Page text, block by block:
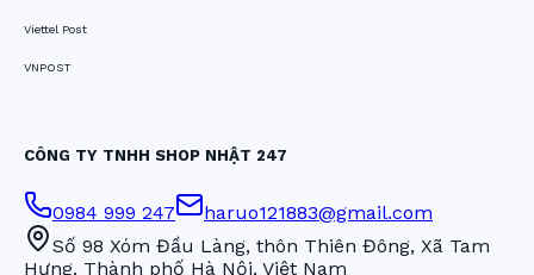
Viettel Post
VNPOST
CÔNG TY TNHH SHOP NHẬT 247
0984 999 247
haruo121883@gmail.com
Số 98 Xóm Đầu Làng, thôn Thiên Đông, Xã Tam
Hưng, Thành phố Hà Nội, Việt Nam